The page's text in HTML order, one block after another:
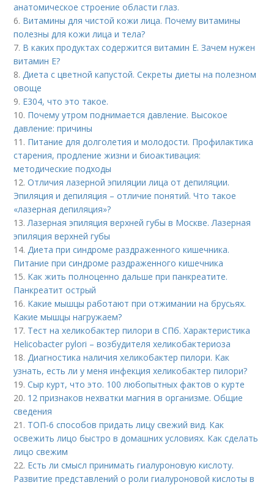
анатомическое строение области глаз.
6. Витамины для чистой кожи лица. Почему витамины
полезны для кожи лица и тела?
7. В каких продуктах содержится витамин Е. Зачем нужен
витамин Е?
8. Диета с цветной капустой. Секреты диеты на полезном
овоще
9. Е304, что это такое.
10. Почему утром поднимается давление. Высокое
давление: причины
11. Питание для долголетия и молодости. Профилактика
старения, продление жизни и биоактивация:
методические подходы
12.Отличия лазерной эпиляции лица от депиляции.
Эпиляция и депиляция – отличие понятий. Что такое
«лазерная депиляция»?
13. Лазерная эпиляция верхней губы в Москве. Лазерная
эпиляция верхней губы
14. Диета при синдроме раздраженного кишечника.
Питание при синдроме раздраженного кишечника
15. Как жить полноценно дальше при панкреатите.
Панкреатит острый
16. Какие мышцы работают при отжимании на брусьях.
Какие мышцы нагружаем?
17. Тест на хеликобактер пилори в СПб. Характеристика
Helicobacter pylori – возбудителя хеликобактериоза
18. Диагностика наличия хеликобактер пилори. Как
узнать, есть ли у меня инфекция хеликобактер пилори?
19.Сыр курт, что это. 100 любопытных фактов о курте
20. 12 признаков нехватки магния в организме. Общие
сведения
21. ТОП-6 способов придать лицу свежий вид. Как
освежить лицо быстро в домашних условиях. Как сделать
лицо свежим
22. Есть ли смысл принимать гиалуроновую кислоту.
Развитие представлений о роли гиалуроновой кислоты в